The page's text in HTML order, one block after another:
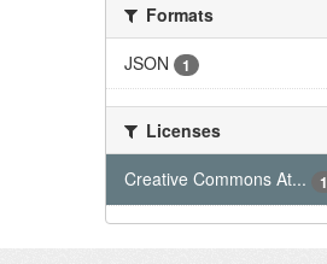
Formats
JSON
1
Licenses
Creative Commons At...
1